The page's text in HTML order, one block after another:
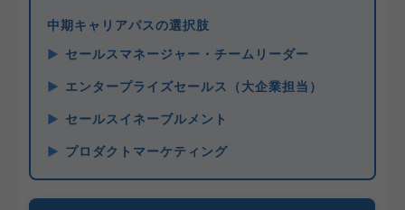
中期キャリアパスの選択肢
セールスマネージャー・チームリーダー
エンタープライズセールス（大企業担当）
セールスイネーブルメント
プロダクトマーケティング